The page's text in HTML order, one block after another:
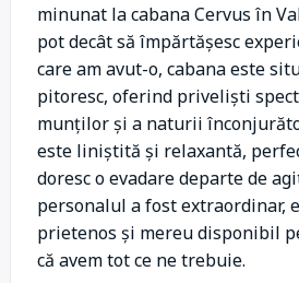
minunat la cabana Cervus în
pot decât să împărtășesc
care am avut-o, cabana este
pitoresc, oferind priveliști
munților și a naturii
este liniștită și relaxantă,
doresc o evadare departe de
personalul a fost extraordinar,
prietenos și mereu disponibil
că avem tot ce ne trebuie.